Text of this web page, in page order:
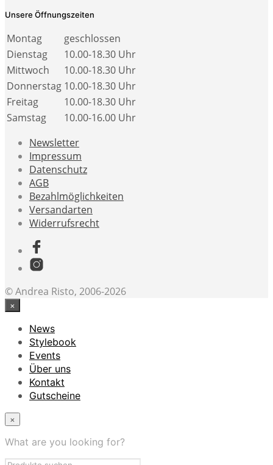
Unsere Öffnungszeiten
Montag
geschlossen
Dienstag
10.00-18.30 Uhr
Mittwoch
10.00-18.30 Uhr
Donnerstag 10.00-18.30 Uhr
Freitag
10.00-18.30 Uhr
Samstag
10.00-16.00 Uhr
Newsletter
Impressum
Datenschutz
AGB
Bezahlmöglichkeiten
Versandarten
Widerrufsrecht
© Andrea Risto, 2006-2026
×
News
Stylebook
Events
Über uns
Kontakt
Gutscheine
×
What are you looking for?